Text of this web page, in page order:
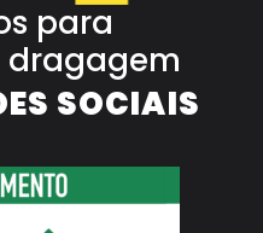
para
SOCIAIS